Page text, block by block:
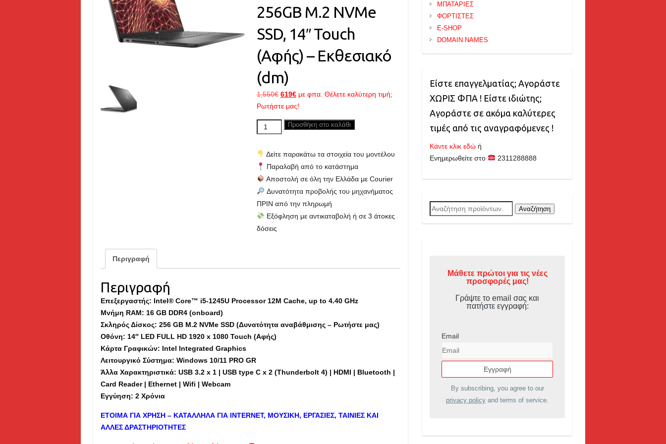
256GB M.2 NVMe
SSD, 14″ Touch
(Αφής) – Εκθεσιακό
(dm)
1,550€ Original
price
1,550€.
619€Η
τρέχουσα
είναι:
με φπα. Θέλετε καλύτερη τιμή;
Ρωτήστε μας!
DELL
Latitude
7430,
up
to
4.40GHz,
16GB
RAM,
NVMe
Touch
-
Εκθεσιακό
ποσότητα
Προσθήκη στο καλάθι
Δείτε παρακάτω τα στοιχεία του μοντέλου
Παραλαβή από το κατάστημα
Αποστολή σε όλη την Ελλάδα με Courier
Δυνατότητα προβολής του μηχανήματος
ΠΡΙΝ από την πληρωμή
Εξόφληση με αντικαταβολή ή σε 3 άτοκες
δόσεις
Περιγραφή
Περιγραφή
Επεξεργαστής: Intel® Core™ i5-1245U Processor 12M Cache, up to 4.40 GHz
Μνήμη RAM: 16 GB DDR4 (onboard)
Σκληρός Δίσκος: 256 GB M.2 NVMe SSD (Δυνατότητα αναβάθμισης – Ρωτήστε μας)
Οθόνη: 14″ LED FULL HD 1920 x 1080 Touch (Αφής)
Κάρτα Γραφικών: Intel Integrated Graphics
Λειτουργικό Σύστημα: Windows 10/11 PRO GR
Άλλα Χαρακτηριστικά: USB 3.2 x 1 | USB type C x 2 (Thunderbolt 4) | HDMI | Bluetooth |
Card Reader | Ethernet | Wifi | Webcam
Εγγύηση: 2 Χρόνια
ΕΤΟΙΜΑ ΓΙΑ ΧΡΗΣΗ – ΚΑΤΑΛΛΗΛΑ ΓΙΑ INTERNET, ΜΟΥΣΙΚΗ, ΕΡΓΑΣΙΕΣ, ΤΑΙΝΙΕΣ ΚΑΙ
ΑΛΛΕΣ ΔΡΑΣΤΗΡΙΟΤΗΤΕΣ
ΜΠΑΤΑΡΙΕΣ
ΦΟΡΤΙΣΤΕΣ
E-SHOP
DOMAIN NAMES
Είστε επαγγελματίας; Αγοράστε
ΧΩΡΙΣ ΦΠΑ ! Είστε ιδιώτης;
Αγοράστε σε ακόμα καλύτερες
τιμές από τις αναγραφόμενες !
Κάντε κλικ εδώ ή
Ενημερωθείτε στο
2311288888
Αναζήτηση
για:
Αναζήτηση
Μάθετε πρώτοι για τις νέες
προσφορές μας!
Γράψτε το email σας και
πατήστε εγγραφή:
Email
By subscribing, you agree to our
privacy policy and terms of service.